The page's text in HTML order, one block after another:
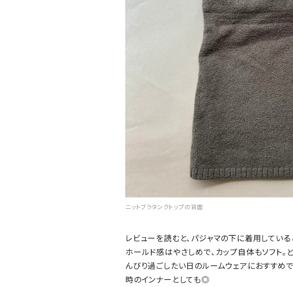
ニットブラタンクトップの背面
レビューを読むと、パジャマの下に着用してい
ホールド感はやさしめで、カップ自体もソフト
んびり過ごしたい日のルームウェアにおすすめ
時のインナーとしても◎